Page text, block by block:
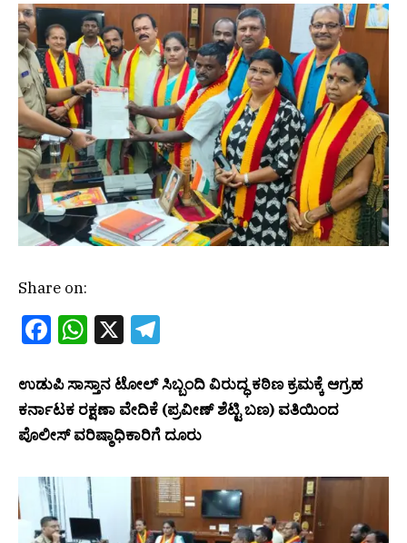
Share on:
Facebook
WhatsApp
X
ಉಡುಪಿ ಸಾಸ್ತಾನ ಟೋಲ್ ಸಿಬ್ಬಂದಿ ವಿರುದ್ಧ ಕಠಿಣ ಕ್ರಮಕ್ಕೆ ಆಗ್ರಹ
ಕರ್ನಾಟಕ ರಕ್ಷಣಾ ವೇದಿಕೆ (ಪ್ರವೀಣ್ ಶೆಟ್ಟಿ ಬಣ) ವತಿಯಿಂದ
ಪೊಲೀಸ್ ವರಿಷ್ಠಾಧಿಕಾರಿಗೆ ದೂರು